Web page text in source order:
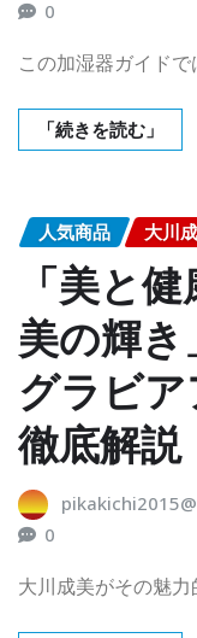
0
この加湿器ガイド
「続きを読む」
人気商品 大川
「美と
美の輝
グラビ
徹底解説
0
大川成美がその魅